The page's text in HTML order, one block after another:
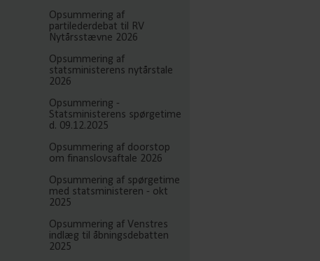
Opsummering af
partilederdebat til RV
Nytårsstævne 2026
Opsummering af
statsministerens nytårstale
2026
Opsummering -
Statsministerens spørgetime
d. 09.12.2025
Opsummering af doorstop
om finanslovsaftale 2026
Opsummering af spørgetime
med statsministeren - okt
2025
Opsummering af Venstres
indlæg til åbningsdebatten
2025